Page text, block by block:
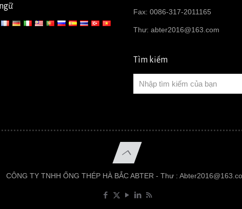
Fax: 0086-317-2011165
Thư: abter2016@163.com
Tìm kiếm
CÔNG TY TNHH ỐNG THÉP HÀ BẮC ABTER - Thư :